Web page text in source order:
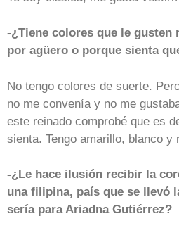
-¿Tiene colores que le gusten
por agüero o porque sienta
No tengo colores de suerte.
no me convenía y no me
este reinado comprobé que es
sienta. Tengo amarillo, blanco y
-¿Le hace ilusión recibir la
una filipina, país que se llevó
sería para Ariadna Gutiérrez?